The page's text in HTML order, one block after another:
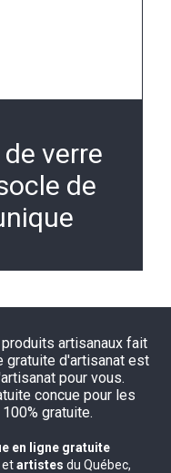
verre
de
en ligne gratuite
etartistes du Québec,